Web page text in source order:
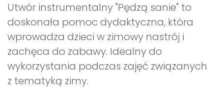
Utwór instrumentalny "Pędzą sanie" to
doskonała pomoc dydaktyczna, która
wprowadza dzieci w zimowy nastrój i
zachęca do zabawy. Idealny do
wykorzystania podczas zajęć związanych
z tematyką zimy.